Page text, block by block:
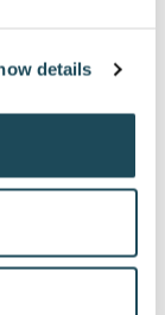
details
ou la
voiturette
permis de
Orford 1h